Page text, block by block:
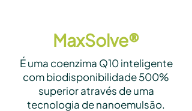
MaxSolve®
É uma coenzima Q10 inteligente
com biodisponibilidade 500%
superior através de uma
tecnologia de nanoemulsão.